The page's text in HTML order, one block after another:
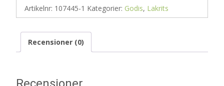
Artikelnr: 107445-1 Kategorier: Godis, Lakrits
Recensioner (0)